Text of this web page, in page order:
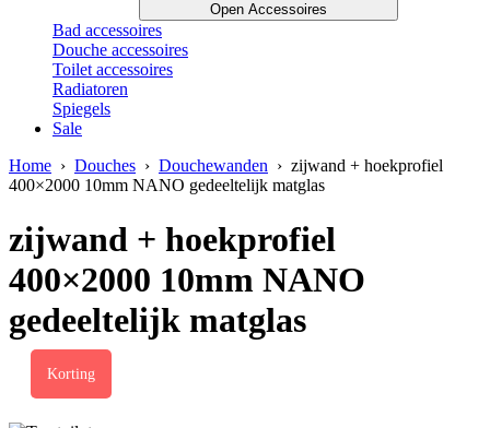
Open Accessoires
Bad accessoires
Douche accessoires
Toilet accessoires
Radiatoren
Spiegels
Sale
Home › Douches › Douchewanden › zijwand + hoekprofiel
400×2000 10mm NANO gedeeltelijk matglas
zijwand + hoekprofiel
400×2000 10mm NANO
gedeeltelijk matglas
Korting